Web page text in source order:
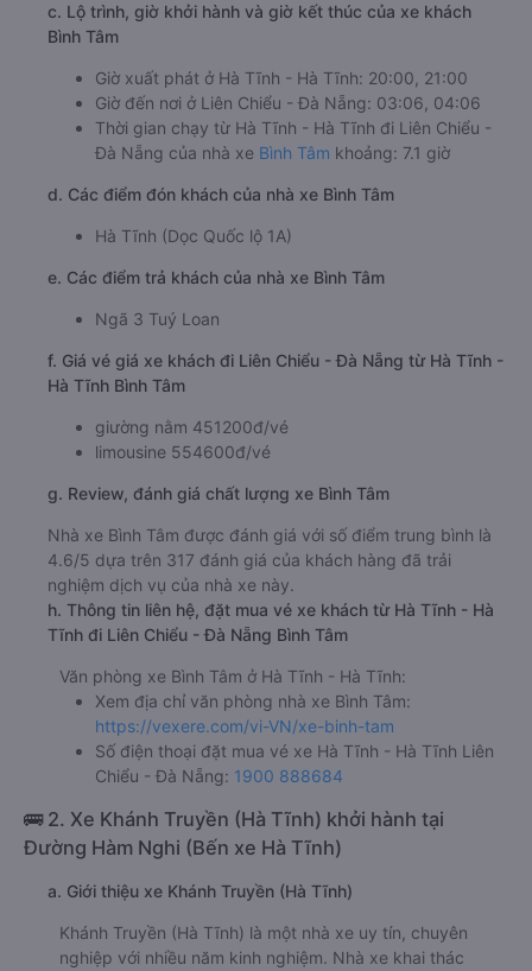
c. Lộ trình, giờ khởi hành và giờ kết thúc của xe khách
Bình Tâm
Giờ xuất phát ở Hà Tĩnh - Hà Tĩnh: 20:00, 21:00
Giờ đến nơi ở Liên Chiểu - Đà Nẵng: 03:06, 04:06
Thời gian chạy từ Hà Tĩnh - Hà Tĩnh đi Liên Chiểu -
Đà Nẵng của nhà xe Bình Tâm khoảng: 7.1 giờ
d. Các điểm đón khách của nhà xe Bình Tâm
Hà Tĩnh (Dọc Quốc lộ 1A)
e. Các điểm trả khách của nhà xe Bình Tâm
Ngã 3 Tuý Loan
f. Giá vé giá xe khách đi Liên Chiểu - Đà Nẵng từ Hà Tĩnh -
Hà Tĩnh Bình Tâm
giường nằm 451200đ/vé
limousine 554600đ/vé
g. Review, đánh giá chất lượng xe Bình Tâm
Nhà xe Bình Tâm được đánh giá với số điểm trung bình là
4.6/5 dựa trên 317 đánh giá của khách hàng đã trải
nghiệm dịch vụ của nhà xe này.
h. Thông tin liên hệ, đặt mua vé xe khách từ Hà Tĩnh - Hà
Tĩnh đi Liên Chiểu - Đà Nẵng Bình Tâm
Văn phòng xe Bình Tâm ở Hà Tĩnh - Hà Tĩnh:
Xem địa chỉ văn phòng nhà xe Bình Tâm:
https://vexere.com/vi-VN/xe-binh-tam
Số điện thoại đặt mua vé xe Hà Tĩnh - Hà Tĩnh Liên
Chiểu - Đà Nẵng: 1900 888684
🚌 2. Xe Khánh Truyền (Hà Tĩnh) khởi hành tại
Đường Hàm Nghi (Bến xe Hà Tĩnh)
a. Giới thiệu xe Khánh Truyền (Hà Tĩnh)
Khánh Truyền (Hà Tĩnh) là một nhà xe uy tín, chuyên
nghiệp với nhiều năm kinh nghiệm. Nhà xe khai thác